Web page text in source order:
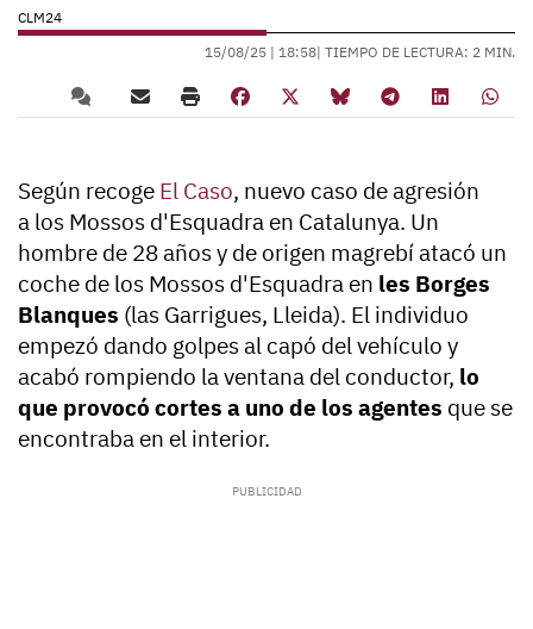
CLM24
15/08/25 | 18:58| TIEMPO DE LECTURA: 2 MIN.
Según recoge El Caso, nuevo caso de agresión
a los Mossos d'Esquadra en Catalunya. Un
hombre de 28 años y de origen magrebí atacó un
coche de los Mossos d'Esquadra en les Borges
Blanques (las Garrigues, Lleida). El individuo
empezó dando golpes al capó del vehículo y
acabó rompiendo la ventana del conductor, lo
que provocó cortes a uno de los agentes que se
encontraba en el interior.